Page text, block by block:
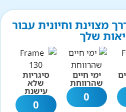
מצוינת וחיונית עבור
שלך
ימי חיים
שהרווחת
0
סיגריות
שלא
עישנת
0